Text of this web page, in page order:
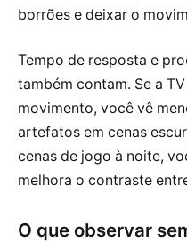
borrões e deixar o
Tempo de resposta e
também contam. Se a
movimento, você vê
artefatos em cenas
cenas de jogo à noite,
melhora o contraste
O que observar